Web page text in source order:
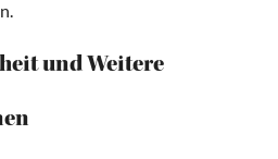
und Weitere